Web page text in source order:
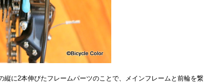
に2本伸びたフレームパーツのことで、メインフレームと前輪を